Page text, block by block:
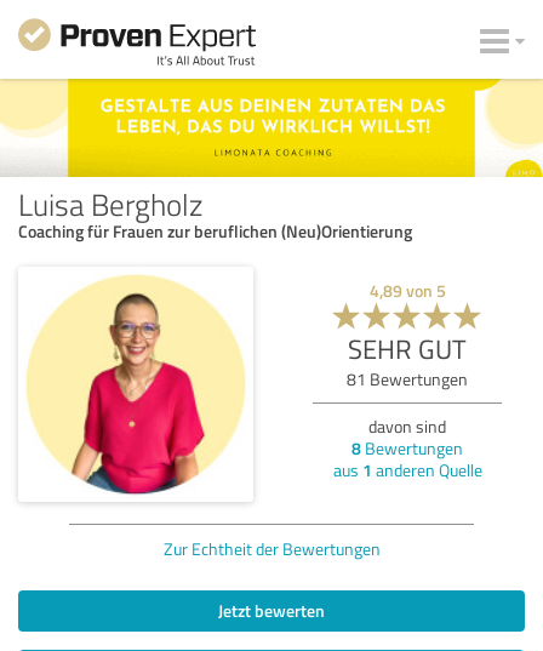
Luisa Bergholz
Coaching für Frauen zur beruflichen (Neu)Orientierung
4,89von 5
SEHR GUT
81 Bewertungen
davon sind
8 Bewertungen
aus 1 anderen Quelle
Zur Echtheit der Bewertungen
Jetzt bewerten